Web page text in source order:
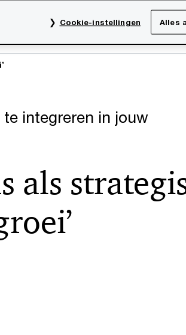
integreren in jouw
als
Cookie-instellingen Alles